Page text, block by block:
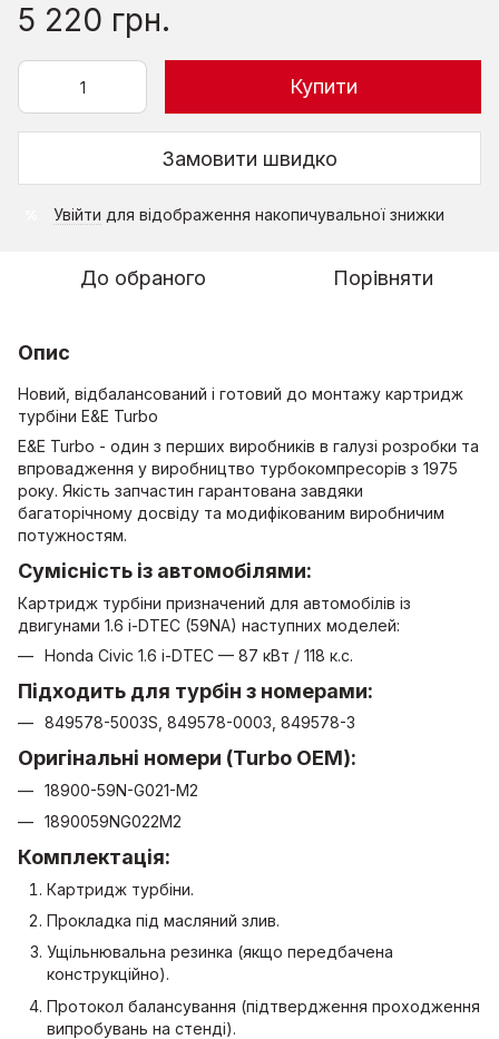
5 220 грн.
Купити
Замовити швидко
Увійти для відображення накопичувальної знижки
До обраного Порівняти
Опис
Новий, відбалансований і готовий до монтажу картридж
турбіни E&E Turbo
E&E Turbo - один з перших виробників в галузі розробки та
впровадження у виробництво турбокомпресорів з 1975
року. Якість запчастин гарантована завдяки
багаторічному досвіду та модифікованим виробничим
потужностям.
Сумісність із автомобілями:
Картридж турбіни призначений для автомобілів із
двигунами 1.6 i-DTEC (59NA) наступних моделей:
Honda Civic 1.6 i-DTEC — 87 кВт / 118 к.с.
Підходить для турбін з номерами:
849578-5003S, 849578-0003, 849578-3
Оригінальні номери (Turbo OEM):
18900-59N-G021-M2
1890059NG022M2
Комплектація:
Картридж турбіни.
Прокладка під масляний злив.
Ущільнювальна резинка (якщо передбачена
конструкційно).
Протокол балансування (підтвердження проходження
випробувань на стенді).